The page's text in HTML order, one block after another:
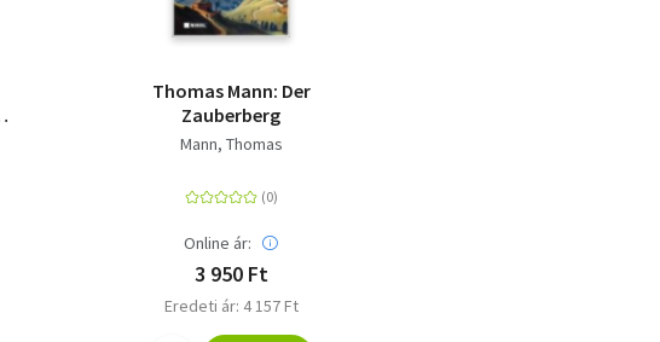
Thomas Mann: Der
Zauberberg
Mann, Thomas
Online ár:
3 950 Ft
Eredeti ár: 4 157 Ft